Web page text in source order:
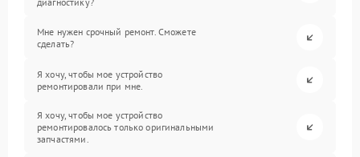
Мне нужен срочный ремонт. Сможете
сделать?
Я хочу, чтобы мое устройство
ремонтировали при мне.
Я хочу, чтобы мое устройство
ремонтировалось только оригинальными
запчастями.